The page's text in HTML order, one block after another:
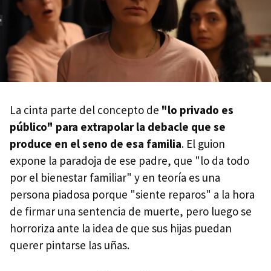
La cinta parte del concepto de "lo privado es
público" para extrapolar la debacle que se
produce en el seno de esa familia. El guion
expone la paradoja de ese padre, que "lo da todo
por el bienestar familiar" y en teoría es una
persona piadosa porque "siente reparos" a la hora
de firmar una sentencia de muerte, pero luego se
horroriza ante la idea de que sus hijas puedan
querer pintarse las uñas.